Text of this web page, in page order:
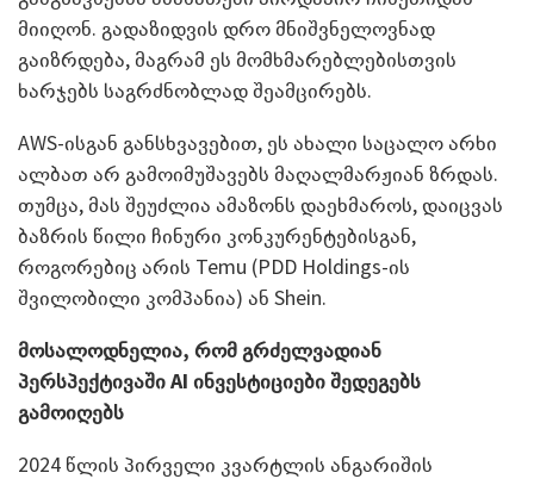
მიიღონ. გადაზიდვის დრო მნიშვნელოვნად
გაიზრდება, მაგრამ ეს მომხმარებლებისთვის
ხარჯებს საგრძნობლად შეამცირებს.
AWS-ისგან განსხვავებით, ეს ახალი საცალო არხი
ალბათ არ გამოიმუშავებს მაღალმარჟიან ზრდას.
თუმცა, მას შეუძლია ამაზონს დაეხმაროს, დაიცვას
ბაზრის წილი ჩინური კონკურენტებისგან,
როგორებიც არის Temu (PDD Holdings-ის
შვილობილი კომპანია) ან Shein.
მოსალოდნელია, რომ გრძელვადიან
პერსპექტივაშიAI ინვესტიციები შედეგებს
გამოიღებს
2024 წლის პირველი კვარტლის ანგარიშის